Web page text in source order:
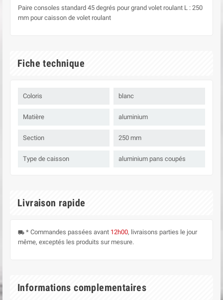
Paire consoles standard 45 degrés pour grand volet roulant L : 250
mm pour caisson de volet roulant
Fiche technique
Coloris blanc
Matière aluminium
Section 250 mm
Type de caisson aluminium pans coupés
Livraison rapide
local_shipping * Commandes passées avant 12h00, livraisons parties le jour
même, exceptés les produits sur mesure.
Informations complementaires